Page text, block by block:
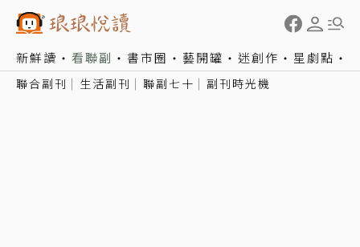
新鮮讀 看聯副 書市圈 藝開罐 迷創作 星劇點
聯合副刊 生活副刊 聯副七十 副刊時光機